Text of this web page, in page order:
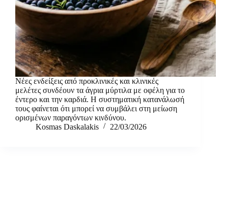
Νέες ενδείξεις από προκλινικές και κλινικές
μελέτες συνδέουν τα άγρια μύρτιλα με οφέλη για το
έντερο και την καρδιά. Η συστηματική κατανάλωσή
τους φαίνεται ότι μπορεί να συμβάλει στη μείωση
ορισμένων παραγόντων κινδύνου.
Kosmas Daskalakis
22/03/2026